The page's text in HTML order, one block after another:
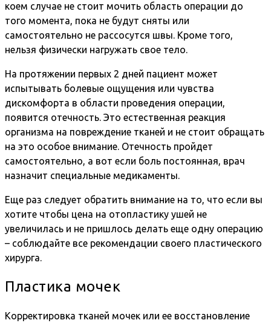
коем случае не стоит мочить область операции до
того момента, пока не будут сняты или
самостоятельно не рассосутся швы. Кроме того,
нельзя физически нагружать свое тело.
На протяжении первых 2 дней пациент может
испытывать болевые ощущения или чувства
дискомфорта в области проведения операции,
появится отечность. Это естественная реакция
организма на повреждение тканей и не стоит обращать
на это особое внимание. Отечность пройдет
самостоятельно, а вот если боль постоянная, врач
назначит специальные медикаменты.
Еще раз следует обратить внимание на то, что если вы
хотите чтобы цена на отопластику ушей не
увеличилась и не пришлось делать еще одну операцию
– соблюдайте все рекомендации своего пластического
хирурга.
Пластика мочек
Корректировка тканей мочек или ее восстановление